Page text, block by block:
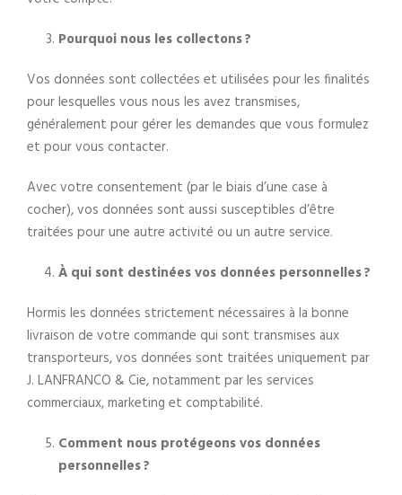
Pourquoi nous les collectons ?
Vos données sont collectées et utilisées pour les finalités
pour lesquelles vous nous les avez transmises,
généralement pour gérer les demandes que vous formulez
et pour vous contacter.
Avec votre consentement (par le biais d’une case à
cocher), vos données sont aussi susceptibles d’être
traitées pour une autre activité ou un autre service.
À qui sont destinées vos données personnelles ?
Hormis les données strictement nécessaires à la bonne
livraison de votre commande qui sont transmises aux
transporteurs, vos données sont traitées uniquement par
J. LANFRANCO & Cie, notamment par les services
commerciaux, marketing et comptabilité.
Comment nous protégeons vos données
personnelles ?